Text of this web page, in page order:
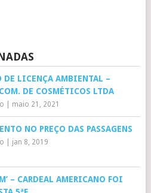
DE LICENÇA AMBIENTAL –
DE COSMÉTICOS LTDA
maio 21, 2021
NO PREÇO DAS PASSAGENS
jan 8, 2019
– CARDEAL AMERICANO FOI